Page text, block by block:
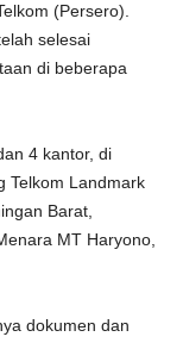
(Persero).
selesai
di beberapa
4 kantor, di
Telkom Landmark
Barat,
MT Haryono,
dokumen dan